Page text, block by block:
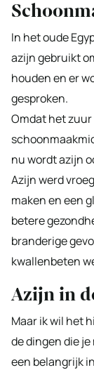
In het oude
azijn gebruikt
houden en er
gesproken.
Omdat het
nu wordt azijn
Azijn werd
maken en een
betere
branderige
kwallenbeten
Azijn in
Maar ik wil het
de dingen die
een belangrijk